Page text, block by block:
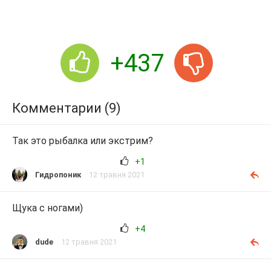
+437
Комментарии (9)
Так это рыбалка или экстрим?
+1
Гидропоник 12 травня 2021
Щука с ногами)
+4
dude 12 травня 2021